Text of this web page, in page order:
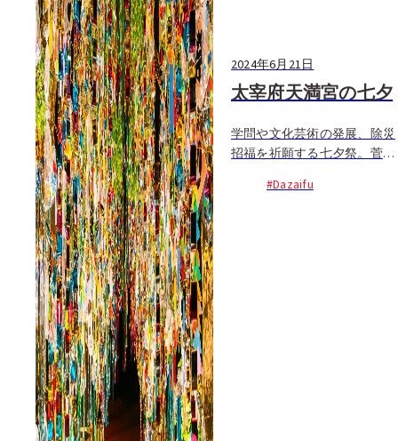
2024年6月21日
太宰府天満宮の七夕
学問や文化芸術の発展、除災
招福を祈願する七夕祭。菅原
姫が出逢うことができるとい
#Dazaifu